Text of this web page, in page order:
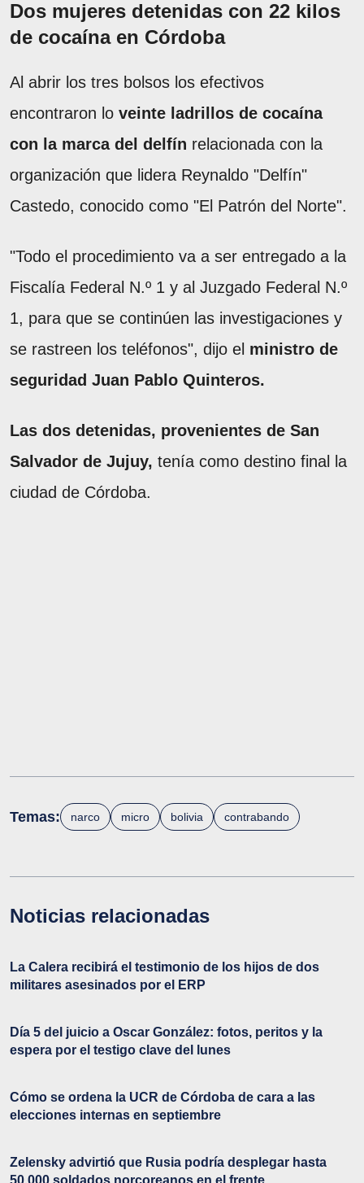
Dos mujeres detenidas con 22 kilos
de cocaína en Córdoba
Al abrir los tres bolsos los efectivos
encontraron lo veinte ladrillos de cocaína
con la marca del delfín relacionada con la
organización que lidera Reynaldo "Delfín"
Castedo, conocido como "El Patrón del Norte".
"Todo el procedimiento va a ser entregado a la
Fiscalía Federal N.º 1 y al Juzgado Federal N.º
1, para que se continúen las investigaciones y
se rastreen los teléfonos", dijo el ministro de
seguridad Juan Pablo Quinteros.
Las dos detenidas, provenientes de San
Salvador de Jujuy, tenía como destino final la
ciudad de Córdoba.
Temas: narco micro bolivia contrabando
Noticias relacionadas
La Calera recibirá el testimonio de los hijos de dos
militares asesinados por el ERP
Día 5 del juicio a Oscar González: fotos, peritos y la
espera por el testigo clave del lunes
Cómo se ordena la UCR de Córdoba de cara a las
elecciones internas en septiembre
Zelensky advirtió que Rusia podría desplegar hasta